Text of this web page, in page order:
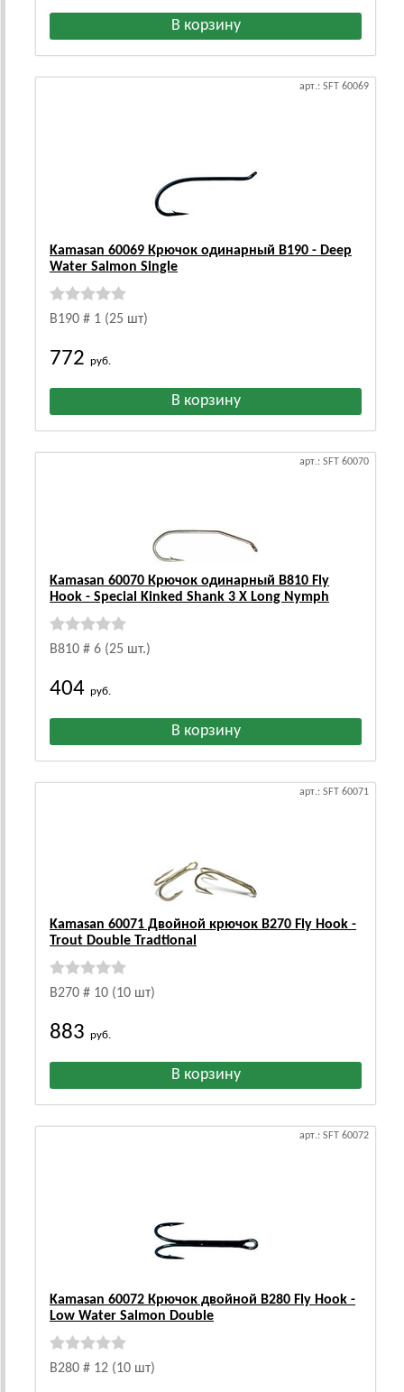
арт.: SFT 60069
Kamasan 60069 Крючок одинарный B190 - Deep
Water Salmon Single
B190 # 1 (25 шт)
772 руб.
арт.: SFT 60070
Kamasan 60070 Крючок одинарный B810 Fly
Hook - Special Kinked Shank 3 X Long Nymph
B810 # 6 (25 шт.)
404 руб.
арт.: SFT 60071
Kamasan 60071 Двойной крючок B270 Fly Hook -
Trout Double Tradtional
B270 # 10 (10 шт)
883 руб.
арт.: SFT 60072
Kamasan 60072 Крючок двойной B280 Fly Hook -
Low Water Salmon Double
B280 # 12 (10 шт)